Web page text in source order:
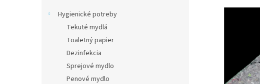
Hygienické potreby
Tekuté mydlá
Toaletný papier
Dezinfekcia
Sprejové mydlo
Penové mydlo